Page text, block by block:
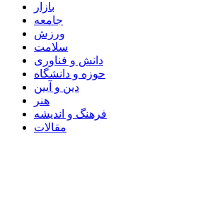
بازار
جامعه
ورزش
سلامت
دانش و فناوری
حوزه و دانشگاه
دین و آیین
هنر
فرهنگ و اندیشه
مقالات